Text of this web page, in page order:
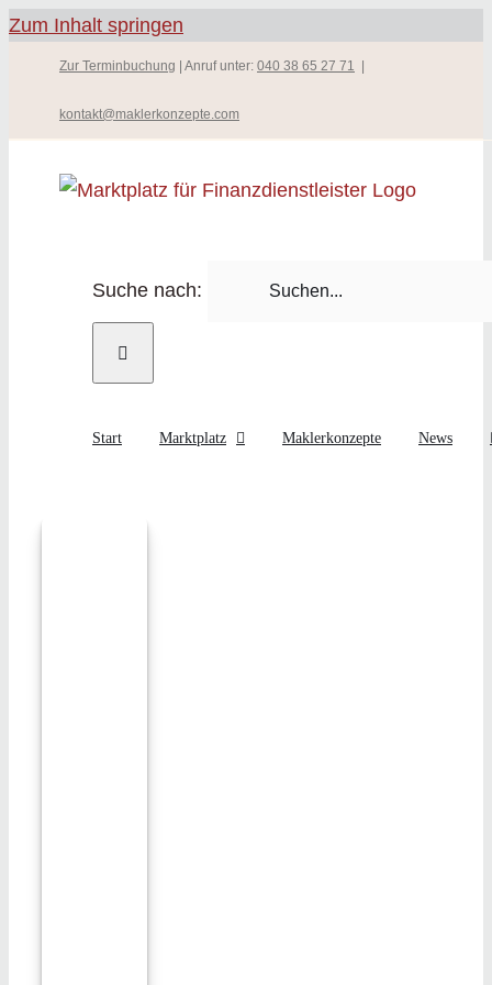
Zum Inhalt springen
Zur Terminbuchung | Anruf unter: 040 38 65 27 71
kontakt@maklerkonzepte.com
Suche nach:
Start Marktplatz Maklerkonzepte News